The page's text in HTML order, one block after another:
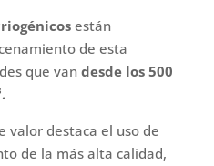
están
de esta
que van desde los 500
valor destaca el uso de
de la más alta calidad,